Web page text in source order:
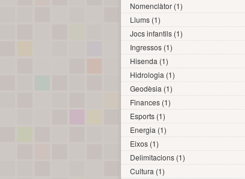
Nomenclàtor (1)
Llums (1)
Jocs infantils (1)
Ingressos (1)
Hisenda (1)
Hidrologia (1)
Geodèsia (1)
Finances (1)
Esports (1)
Energia (1)
Eixos (1)
Delimitacions (1)
Cultura (1)